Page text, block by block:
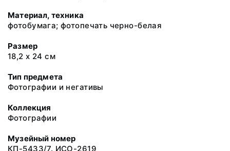
Материал, техника
фотобумага; фотопечать черно-белая
Размер
18,2 х 24 см
Тип предмета
Фотографии и негативы
Коллекция
Фотографии
Музейный номер
КП-5433/7. ИСО-2619